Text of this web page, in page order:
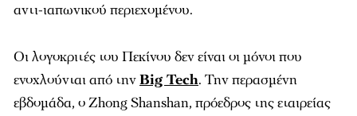
αντι-ιαπωνικού περιεχομένου.
Οι λογοκριτές του Πεκίνου δεν είναι οι μόνοι που
ενοχλούνται από τηνBig Tech. Την περασμένη
εβδομάδα, ο Zhong Shanshan, πρόεδρος της εταιρείας